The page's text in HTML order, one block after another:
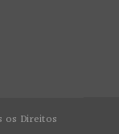
os Direitos